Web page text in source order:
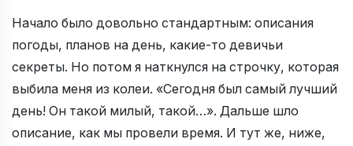
Начало было довольно стандартным: описания
погоды, планов на день, какие-то девичьи
секреты. Но потом я наткнулся на строчку, которая
выбила меня из колеи. «Сегодня был самый лучший
день! Он такой милый, такой…». Дальше шло
описание, как мы провели время. И тут же, ниже,